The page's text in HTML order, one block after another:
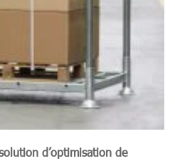
d’optimisation de